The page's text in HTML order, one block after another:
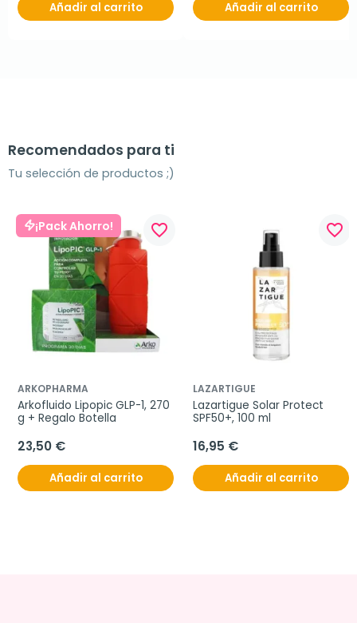
Añadir al carrito Añadir al carrito
Recomendados para ti
Tu selección de productos ;)
¡Pack Ahorro! favorite_border
ARKOPHARMA
Arkofluido Lipopic GLP-1, 270
g + Regalo Botella
23,50 €
Añadir al carrito
favorite_border
LAZARTIGUE
Lazartigue Solar Protect
SPF50+, 100 ml
16,95 €
Añadir al carrito